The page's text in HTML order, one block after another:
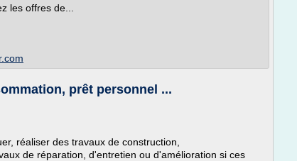
les offres de...
prêt personnel ...
réaliser des travaux de construction,
de réparation, d'entretien ou d'amélioration si ces